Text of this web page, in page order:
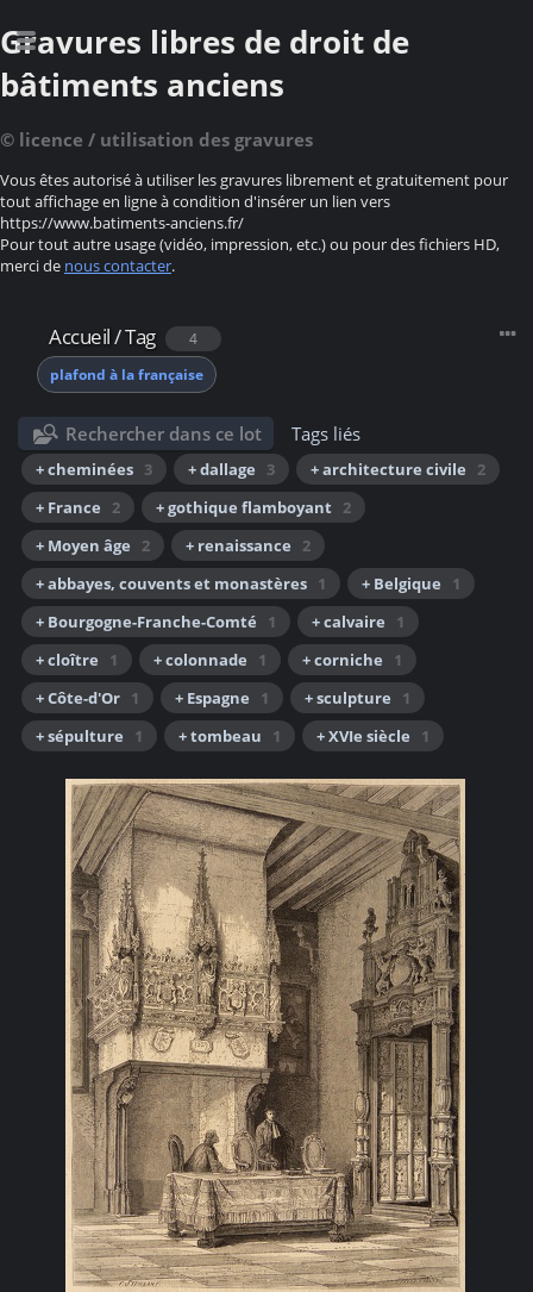
Gravures libres de droit de
bâtiments anciens
© licence / utilisation des gravures
Vous êtes autorisé à utiliser les gravures librement et gratuitement pour
tout affichage en ligne à condition d'insérer un lien vers
https://www.batiments-anciens.fr/
Pour tout autre usage (vidéo, impression, etc.) ou pour des fichiers HD,
merci de nous contacter.
Accueil/Tag
4
plafond à la française
Rechercher dans ce lot Tags liés
+ cheminées 3 + dallage 3 + architecture civile
2
+ France
2 + gothique flamboyant 2
+ Moyen âge
2 + renaissance
2
+ abbayes, couvents et monastères 1 + Belgique
1
+ Bourgogne-Franche-Comté
1 + calvaire
1
+ cloître
1 + colonnade 1 + corniche
1
+ Côte-d'Or 1 + Espagne 1 + sculpture
1
+ sépulture
1 + tombeau 1 + XVIe siècle 1